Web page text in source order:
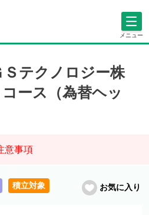
メニュー
Ｓテクノロジー株
ース（為替ヘッ
意事項
積立対象 お気に入り